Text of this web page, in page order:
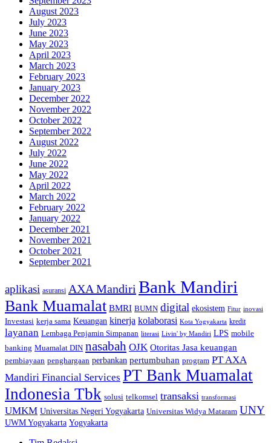
August 2023
July 2023
June 2023
May 2023
April 2023
March 2023
February 2023
January 2023
December 2022
November 2022
October 2022
September 2022
August 2022
July 2022
June 2022
May 2022
April 2022
March 2022
February 2022
January 2022
December 2021
November 2021
October 2021
September 2021
aplikasi asuransi AXA Mandiri Bank Mandiri
Bank Muamalat BMRI BUMN digital ekosistem Fitur inovasi
Investasi kerja sama Keuangan kinerja kolaborasi Kota Yogyakarta kredit
layanan Lembaga Penjamin Simpanan literasi Livin' by Mandiri LPS mobile
banking Muamalat DIN nasabah OJK Otoritas Jasa keuangan
pembiayaan penghargaan perbankan pertumbuhan program PT AXA
Mandiri Financial Services PT Bank Muamalat
Indonesia Tbk solusi telkomsel transaksi transformasi
UMKM Universitas Negeri Yogyakarta Universitas Widya Mataram UNY
UWM Yogyakarta Yogyakarta